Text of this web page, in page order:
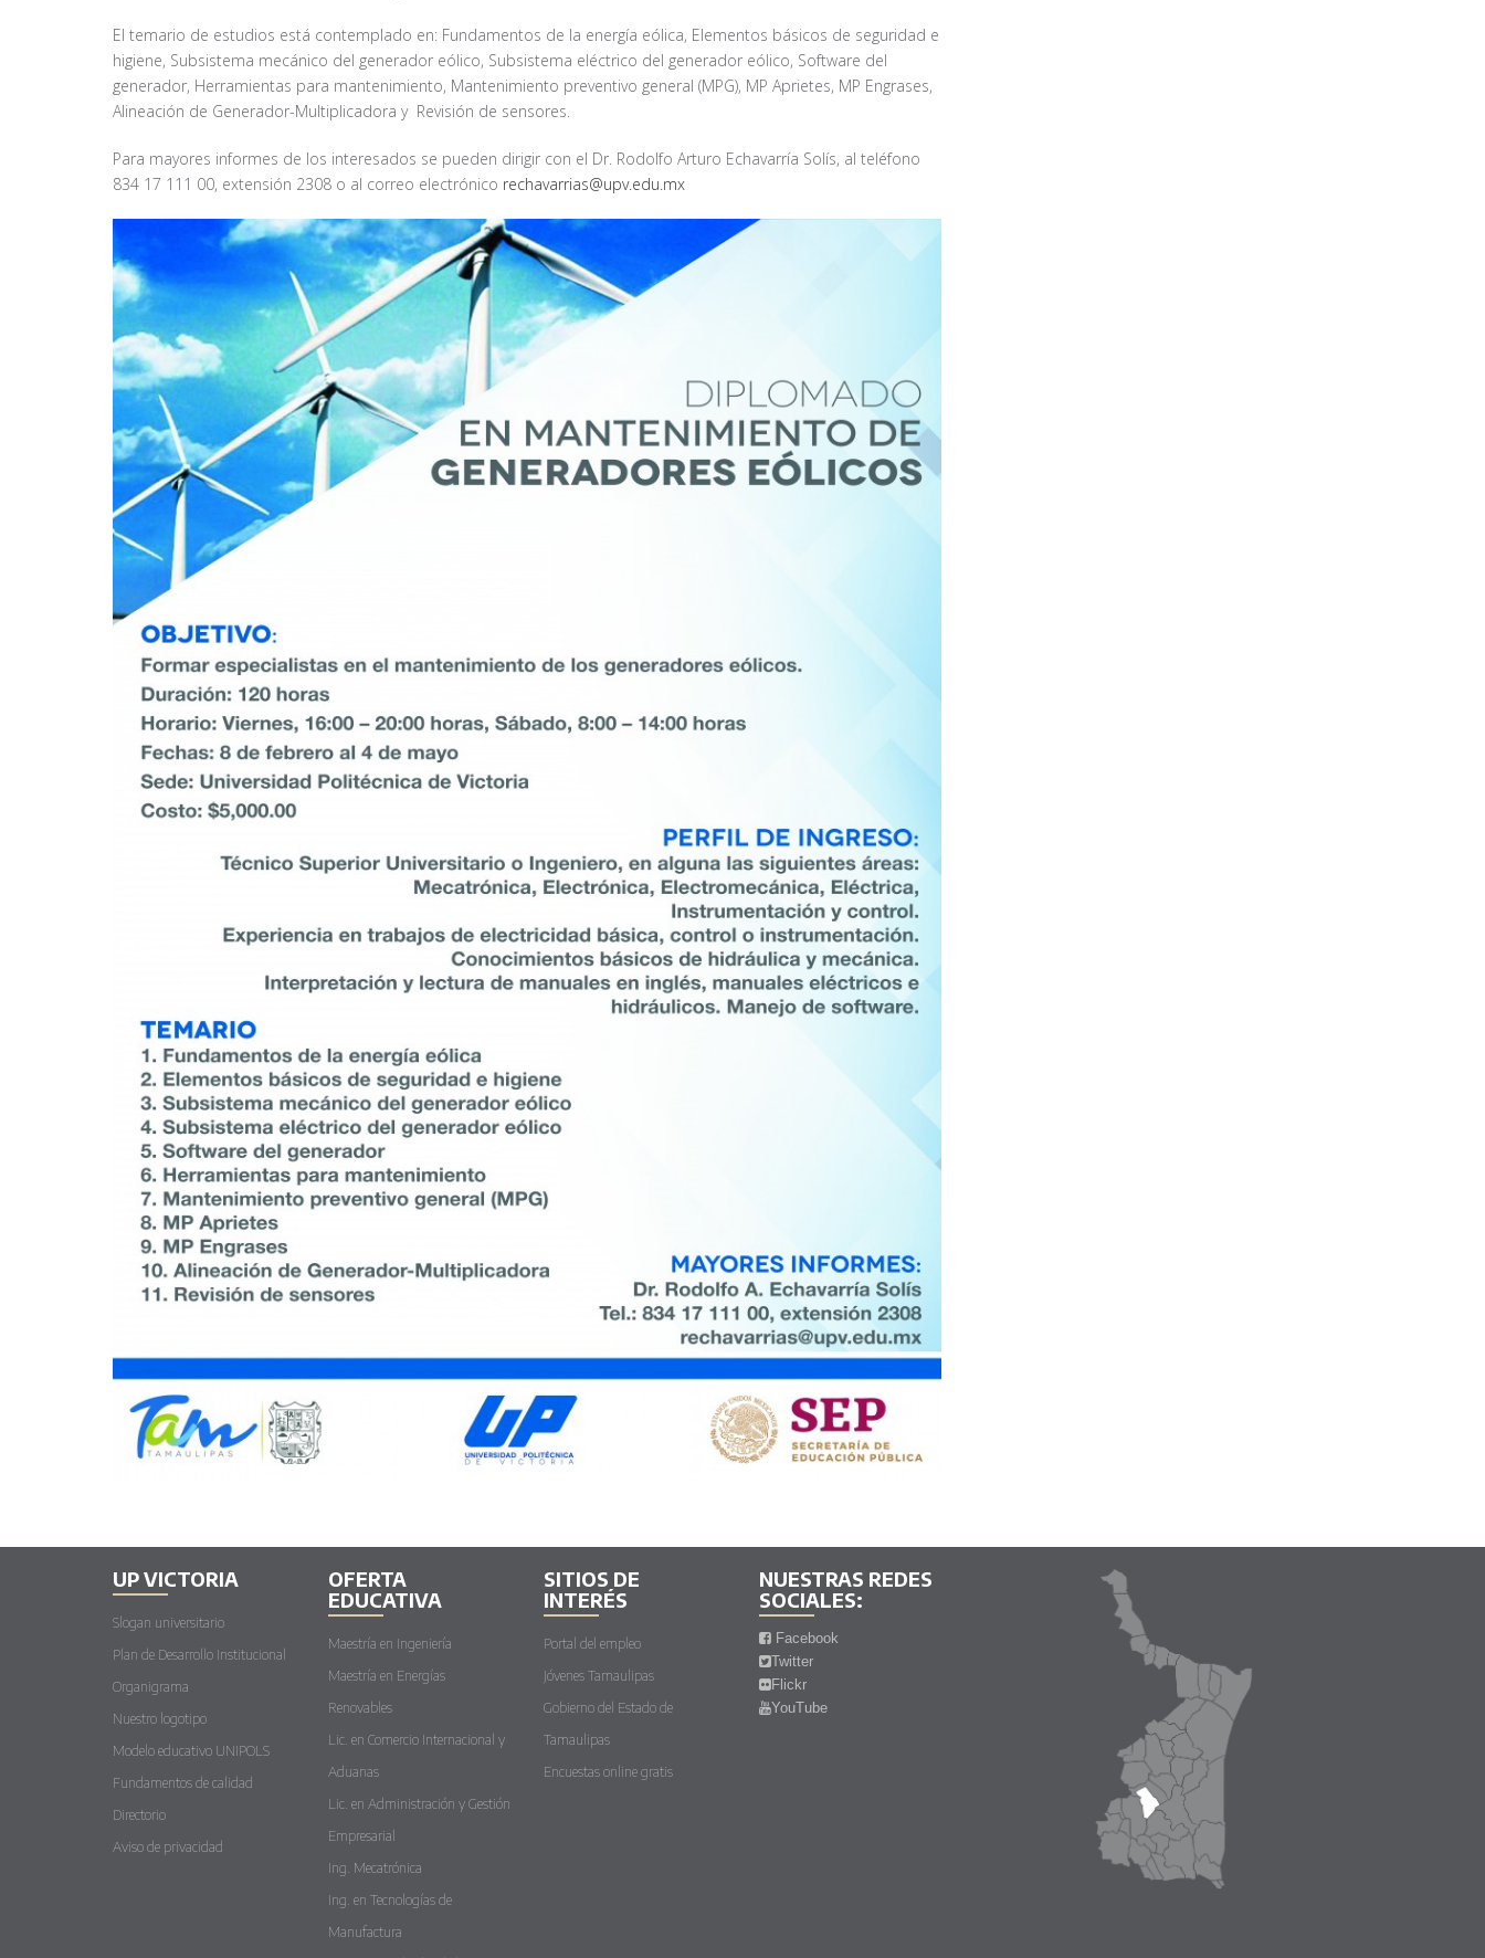
El temario de estudios está contemplado en: Fundamentos de la energía eólica, Elementos básicos de seguridad e
higiene, Subsistema mecánico del generador eólico, Subsistema eléctrico del generador eólico, Software del
generador, Herramientas para mantenimiento, Mantenimiento preventivo general (MPG), MP Aprietes, MP Engrases,
Alineación de Generador-Multiplicadora y Revisión de sensores.
Para mayores informes de los interesados se pueden dirigir con el Dr. Rodolfo Arturo Echavarría Solís, al teléfono
834 17 111 00, extensión 2308 o al correo electrónico rechavarrias@upv.edu.mx
UP VICTORIA
Slogan universitario
Plan de Desarrollo Institucional
Organigrama
Nuestro logotipo
Modelo educativo UNIPOLS
Fundamentos de calidad
Directorio
Aviso de privacidad
OFERTA
EDUCATIVA
Maestría en Ingeniería
Maestría en Energías
Renovables
Lic. en Comercio Internacional y
Aduanas
Lic. en Administración y Gestión
Empresarial
Ing. Mecatrónica
Ing. en Tecnologías de
Manufactura
SITIOS DE
INTERÉS
Portal del empleo
Jóvenes Tamaulipas
Gobierno del Estado de
Tamaulipas
Encuestas online gratis
NUESTRAS REDES
SOCIALES:
Facebook
Twitter
Flickr
YouTube